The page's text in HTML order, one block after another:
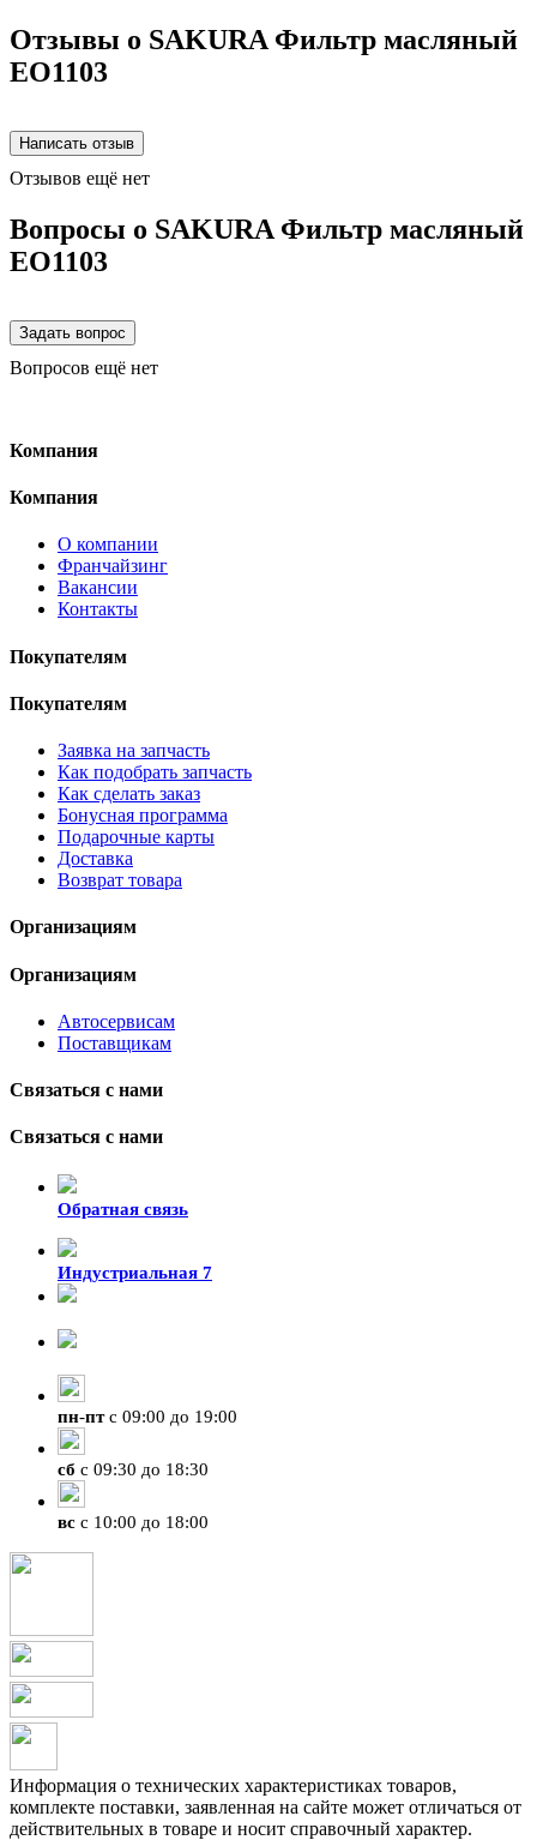
Отзывы о SAKURA Фильтр масляный
EO1103
Отзывов ещё нет
Вопросы о SAKURA Фильтр масляный
EO1103
Вопросов ещё нет
Компания
Компания
О компании
Франчайзинг
Вакансии
Контакты
Покупателям
Покупателям
Заявка на запчасть
Как подобрать запчасть
Как сделать заказ
Бонусная программа
Подарочные карты
Доставка
Возврат товара
Организациям
Организациям
Автосервисам
Поставщикам
Связаться с нами
Связаться с нами
Обратная связь
Индустриальная 7
пн-птс 09:00 до 19:00
сб с 09:30 до 18:30
вс с 10:00 до 18:00
Информация о технических характеристиках товаров,
комплекте поставки, заявленная на сайте может отличаться от
действительных в товаре и носит справочный характер.